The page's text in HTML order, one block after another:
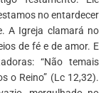
no entardecer
A Igreja clamará no
de fé e de amor. E
“Não temais
o Reino” (Lc 12,32).